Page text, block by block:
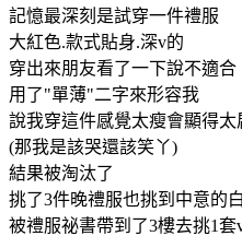
記憶最深刻是試穿一件禮服
大紅色.款式貼身.深v的
穿出來朋友看了一下說不適合
用了"單薄"二字來形容我
說我穿這件感覺太瘦會顯得太
(那我是該哭還該笑丫)
結果被淘汰了
挑了3件晚禮服也挑到中意的
被禮服祕書帶到了3樓去挑1